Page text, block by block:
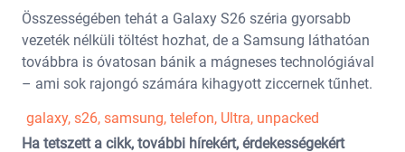
Összességében tehát a Galaxy S26 széria gyorsabb
vezeték nélküli töltést hozhat, de a Samsung láthatóan
továbbra is óvatosan bánik a mágneses technológiával
– ami sok rajongó számára kihagyott ziccernek tűnhet.
galaxy, s26, samsung, telefon, Ultra, unpacked
Ha tetszett a cikk, további hírekért, érdekességekért